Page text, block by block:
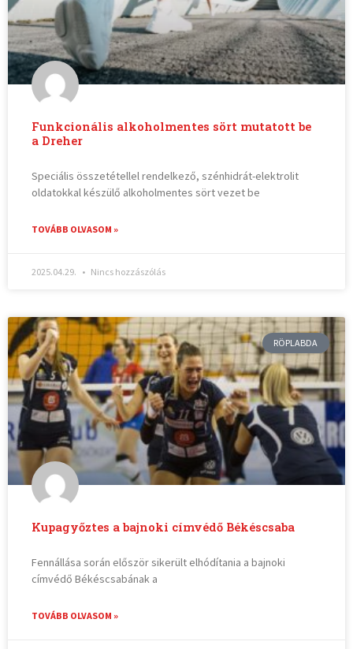
Funkcionális alkoholmentes sört mutatott be
a Dreher
Speciális összetétellel rendelkező, szénhidrát-elektrolit
oldatokkal készülő alkoholmentes sört vezet be
TOVÁBB OLVASOM »
2025.04.29. Nincs hozzászólás
RÖPLABDA
Kupagyőztes a bajnoki címvédő Békéscsaba
Fennállása során először sikerült elhódítania a bajnoki
címvédő Békéscsabának a
TOVÁBB OLVASOM »